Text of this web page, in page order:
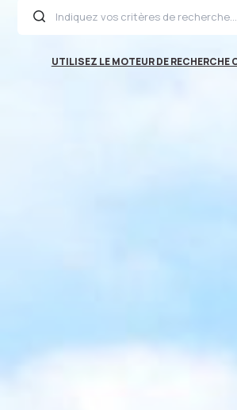
UTILISEZ LE MOTEUR DE RECHERCHE